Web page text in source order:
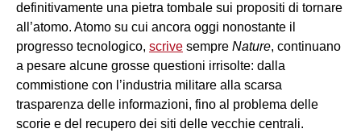
definitivamente una pietra tombale sui propositi di tornare
all’atomo. Atomo su cui ancora oggi nonostante il
progresso tecnologico, scrive sempre Nature, continuano
a pesare alcune grosse questioni irrisolte: dalla
commistione con l’industria militare alla scarsa
trasparenza delle informazioni, fino al problema delle
scorie e del recupero dei siti delle vecchie centrali.